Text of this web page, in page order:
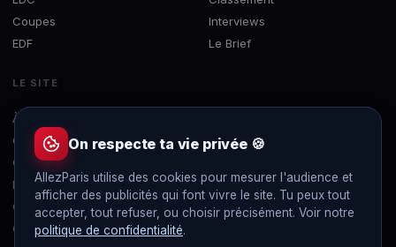
Coupes
EDF
Interviews
Le Brief
LE SITE
À propos
Concours
Contact
Mentions légales
Confidentialité
Gérer les cookies
On respecte ta vie privée 🍪
AllezParis utilise des cookies pour mesurer l'audience et
afficher des publicités qui font vivre le site. Tu peux tout
accepter, tout refuser, ou choisir précisément. Voir notre
politique de confidentialité.